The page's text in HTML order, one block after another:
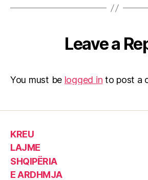
Leave a
You must be logged in to post a
KREU
LAJME
SHQIPËRIA
E ARDHMJA